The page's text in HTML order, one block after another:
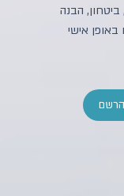
הבנה
אישי